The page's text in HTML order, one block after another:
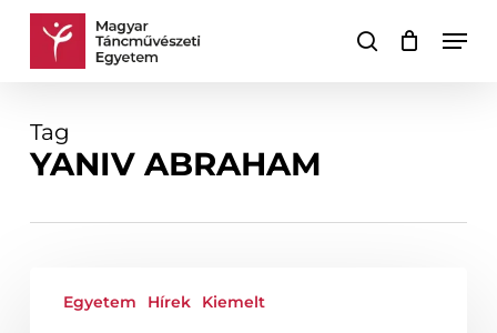
Skip
keresés
Kosár Kosár
Tag
YANIV ABRAHAM
készítiEgyetem Hírek Kiemelt